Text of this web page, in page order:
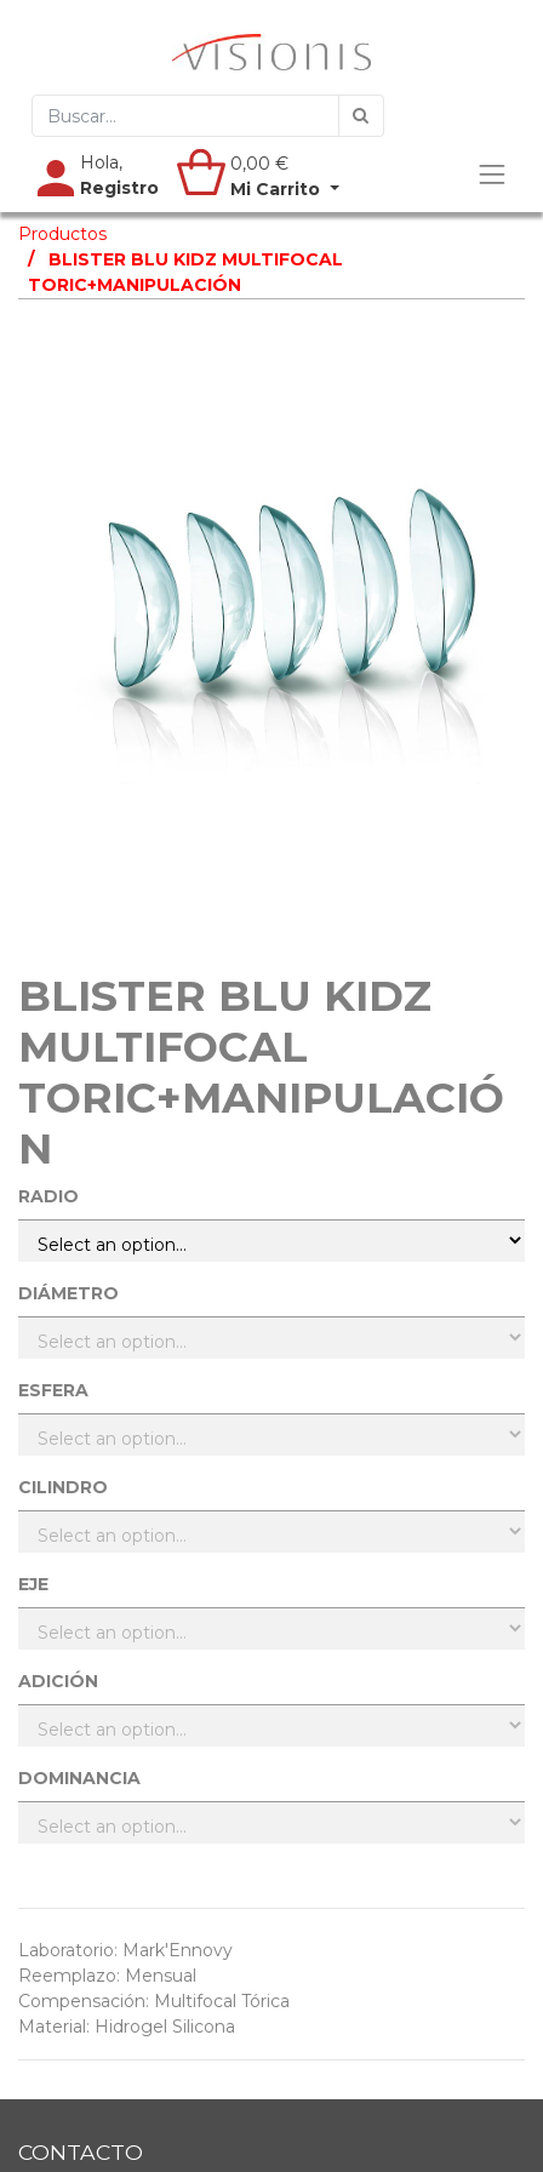
Hola,
Registro
0,00 €
Mi Carrito
Productos
BLISTER BLU KIDZ MULTIFOCAL
TORIC+MANIPULACIÓN
BLISTER BLU KIDZ
MULTIFOCAL
TORIC+MANIPULACIÓ
N
RADIO
DIÁMETRO
ESFERA
CILINDRO
EJE
ADICIÓN
DOMINANCIA
Laboratorio: Mark'Ennovy
Reemplazo: Mensual
Compensación: Multifocal Tórica
Material : Hidrogel Silicona
CONTACTO